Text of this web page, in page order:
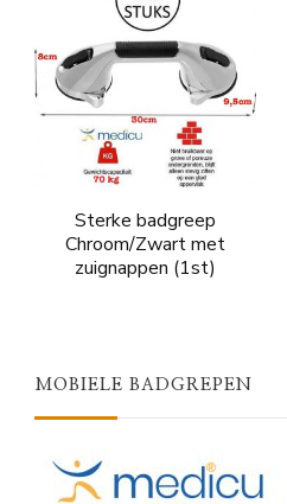
Sterke badgreep
Chroom/Zwart met
zuignappen (1st)
MOBIELE BADGREPEN